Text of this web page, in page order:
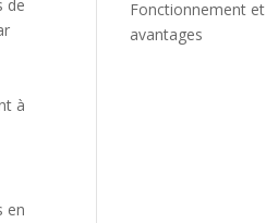
de
à
en
Fonctionnement et
avantages